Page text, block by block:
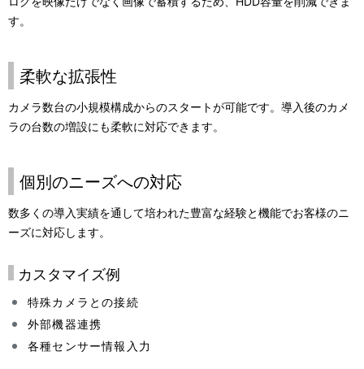
す。
柔軟な拡張性
カメラ数台の小規模構成からのスタートが可能です。導入後のカメ
ラの台数の増設にも柔軟に対応できます。
個別のニーズへの対応
数多くの導入実績を通して培われた豊富な経験と機能でお客様のニ
ーズに対応します。
カスタマイズ例
特殊カメラとの接続
外部機器連携
各種センサー情報入力